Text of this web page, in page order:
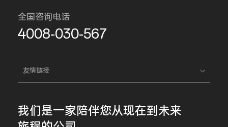
全国咨询电话
4008-030-567
友情链接
我们是一家陪伴您从现在到未来